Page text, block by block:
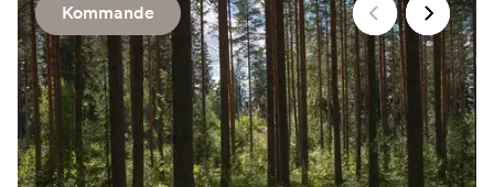
Kommande